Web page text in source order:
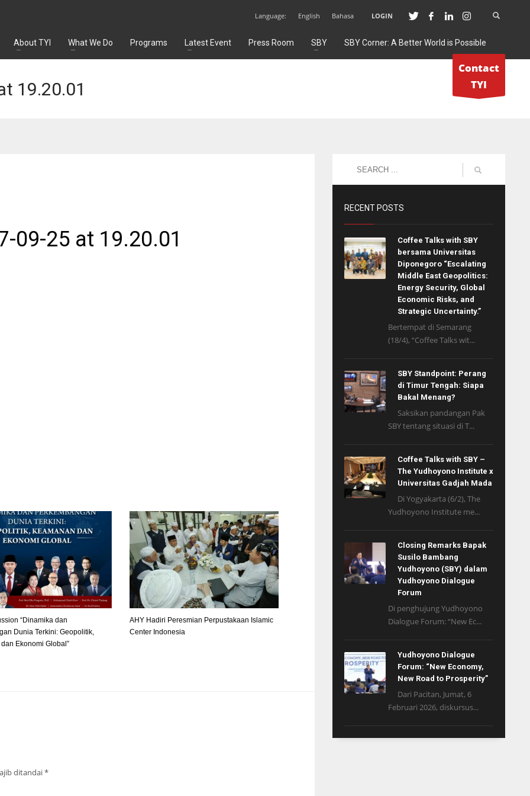
Language: English Bahasa LOGIN
About TYI What We Do Programs Latest Event Press Room SBY SBY Corner: A Better World is Possible
Contact
TYI
19.20.01
09-25 at 19.20.01
“Dinamika dan
Dunia Terkini: Geopolitik,
Ekonomi Global”
AHY Hadiri Peresmian Perpustakaan Islamic
Center Indonesia
ditandai*
RECENT POSTS
Coffee Talks with SBY
bersama Universitas
Diponegoro “Escalating
Middle East Geopolitics:
Energy Security, Global
Economic Risks, and
Strategic Uncertainty.”
Bertempat di Semarang
(18/4), “Coffee Talks wit...
SBY Standpoint: Perang
di Timur Tengah: Siapa
Bakal Menang?
Saksikan pandangan Pak
SBY tentang situasi di T...
Coffee Talks with SBY –
The Yudhoyono Institute x
Universitas Gadjah Mada
Di Yogyakarta (6/2), The
Yudhoyono Institute me...
Closing Remarks Bapak
Susilo Bambang
Yudhoyono (SBY) dalam
Yudhoyono Dialogue
Forum
Di penghujung Yudhoyono
Dialogue Forum: “New Ec...
Yudhoyono Dialogue
Forum: “New Economy,
New Road to Prosperity”
Dari Pacitan, Jumat, 6
Februari 2026, diskursus...